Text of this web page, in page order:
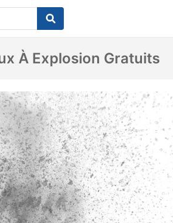
À Explosion Gratuits